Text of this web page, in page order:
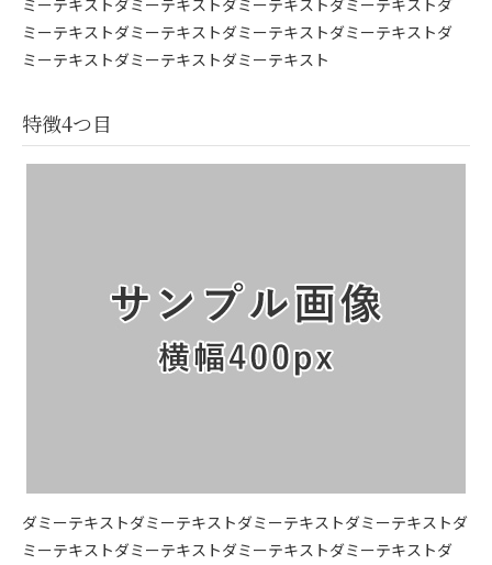
ミーテキストダミーテキストダミーテキストダミーテキストダ
ミーテキストダミーテキストダミーテキストダミーテキストダ
ミーテキストダミーテキストダミーテキスト
特徴4つ目
ダミーテキストダミーテキストダミーテキストダミーテキストダ
ミーテキストダミーテキストダミーテキストダミーテキストダ